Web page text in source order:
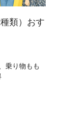
類）おす
乗り物もも